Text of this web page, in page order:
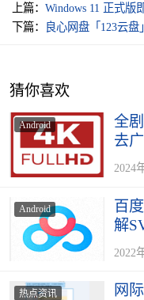
上篇： Windows 11 正式版
下篇：
良心网盘「123云
猜你喜欢
Android
全
去
2024
Android
百
解
2022
热点资讯
网